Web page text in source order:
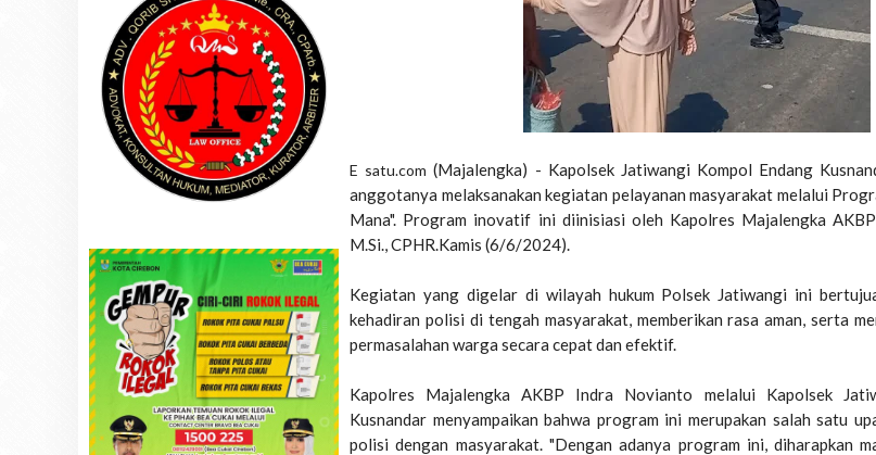
E satu.com(Majalengka) - Kapolsek Jatiwangi Kompol Endang
anggotanya melaksanakan kegiatan pelayanan masyarakat melalui
Mana". Program inovatif ini diinisiasi oleh Kapolres Majalengka
M.Si., CPHR.Kamis (6/6/2024).
Kegiatan yang digelar di wilayah hukum Polsek Jatiwangi ini
kehadiran polisi di tengah masyarakat, memberikan rasa aman, serta
permasalahan warga secara cepat dan efektif.
Kapolres Majalengka AKBP Indra Novianto melalui Kapolsek
Kusnandar menyampaikan bahwa program ini merupakan salah satu
polisi dengan masyarakat. "Dengan adanya program ini, diharapkan